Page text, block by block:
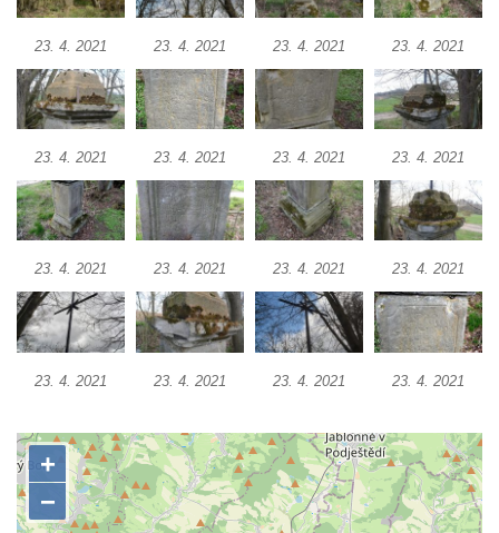
Kříž u Obrázku severovýchodně od
Práchně
Kříž na rozcestí u domu čp. 283 v Dolním
Podluží
Kříž u domu čp. 155 v Chřibské
Údajný kříž u domu čp. 283 ve Chřibské
Kříž jižně od Bukolu
Kříž na návsi v Bukolu
Centrální kříž hřbitova v Hrobčicích
Kříž u silnice z Chouče do Mirošovic
Kříž na rozcestí v Záluží
Kříž v ulici V Zátiší v Dobříni
Boží muka u domu čp. 392 na rohu ulic Na
23. 4. 2021 23. 4. 2021 23. 4. 2021 23. 4. 2021
23. 4. 2021 23. 4. 2021 23. 4. 2021 23. 4. 2021
23. 4. 2021 23. 4. 2021 23. 4. 2021 23. 4. 2021
23. 4. 2021 23. 4. 2021 23. 4. 2021 23. 4. 2021